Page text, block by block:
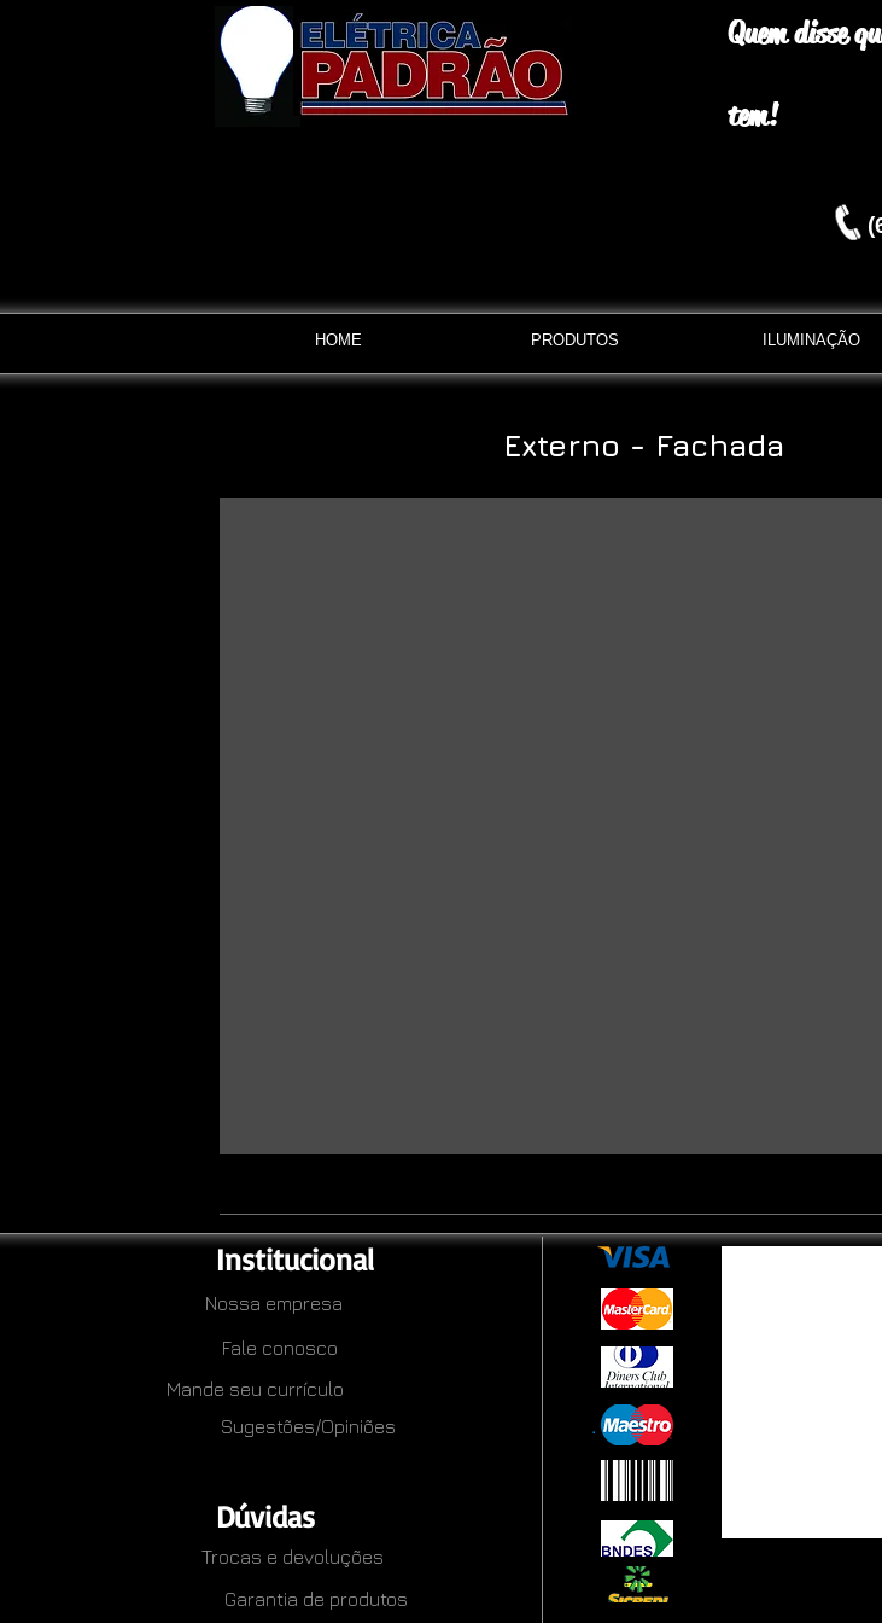
Quem disse
Na
tem!
HOME PRODUTOS ILUMINAÇÃO
Externo - Fachada
Institucional
Nossa empresa
Fale conosco
Mande seu currículo
Sugestões/Opiniões
Dúvidas
Trocas e devoluções
Garantia de produtos
.